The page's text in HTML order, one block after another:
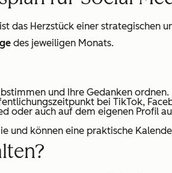
das Herzstück einer strategischen
des jeweiligen Monats.
und Ihre Gedanken ordnen.
bei TikTok,
oder auch auf dem eigenen Profil
und können eine praktische